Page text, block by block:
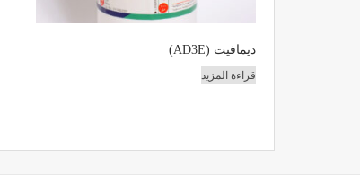
ديمافيت (AD3E)
قراءة المزيد